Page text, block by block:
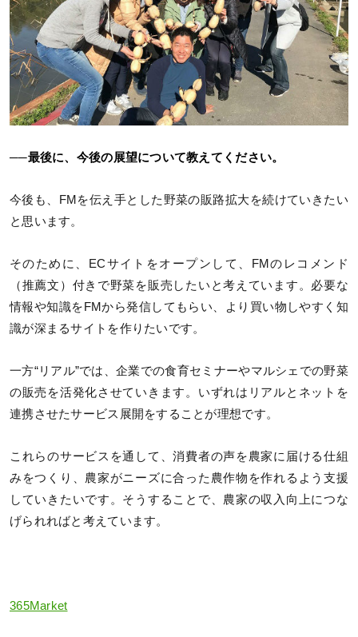
──最後に、今後の展望について教えてください。
今後も、FMを伝え手とした野菜の販路拡大を続けていきたい
と思います。
そのために、ECサイトをオープンして、FMのレコメンド
（推薦文）付きで野菜を販売したいと考えています。必要な
情報や知識をFMから発信してもらい、より買い物しやすく知
識が深まるサイトを作りたいです。
一方“リアル”では、企業での食育セミナーやマルシェでの野菜
の販売を活発化させていきます。いずれはリアルとネットを
連携させたサービス展開をすることが理想です。
これらのサービスを通して、消費者の声を農家に届ける仕組
みをつくり、農家がニーズに合った農作物を作れるよう支援
していきたいです。そうすることで、農家の収入向上につな
げられればと考えています。
365Market